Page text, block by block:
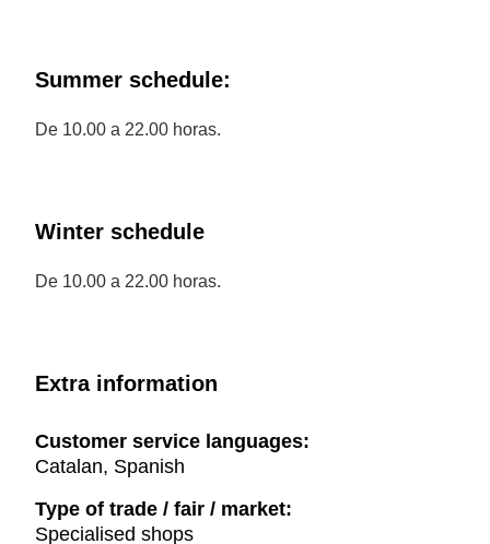
Summer schedule:
De 10.00 a 22.00 horas.
Winter schedule
De 10.00 a 22.00 horas.
Extra information
Customer service languages:
Catalan, Spanish
Type of trade / fair / market:
Specialised shops